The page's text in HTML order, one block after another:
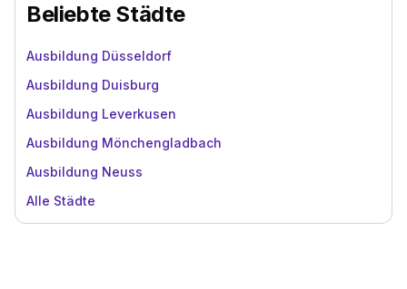
Beliebte Städte
Ausbildung Düsseldorf
Ausbildung Duisburg
Ausbildung Leverkusen
Ausbildung Mönchengladbach
Ausbildung Neuss
Alle Städte